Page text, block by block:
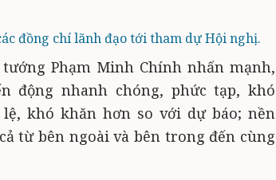
đồng chí lãnh đạo tới tham dự Hội nghị.
Phạm Minh Chính nhấn mạnh,
động nhanh chóng, phức tạp, khó
khó khăn hơn so với dự báo; nền
từ bên ngoài và bên trong đến cùng